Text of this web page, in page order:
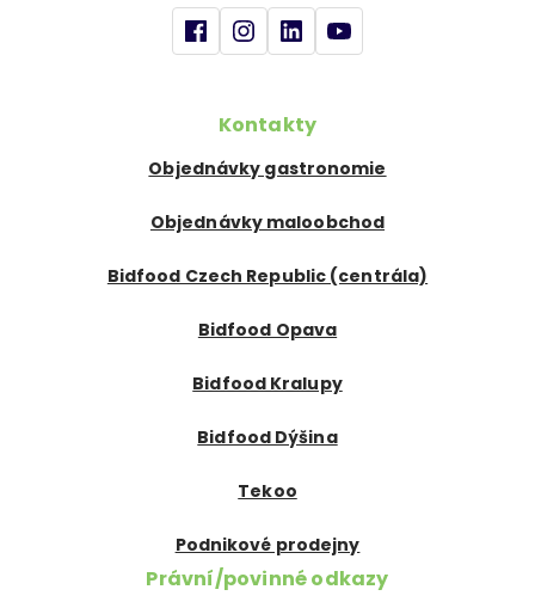
Kontakty
Objednávky gastronomie
Objednávky maloobchod
Bidfood Czech Republic (centrála)
Bidfood Opava
Bidfood Kralupy
Bidfood Dýšina
Tekoo
Podnikové prodejny
Právní/povinné odkazy